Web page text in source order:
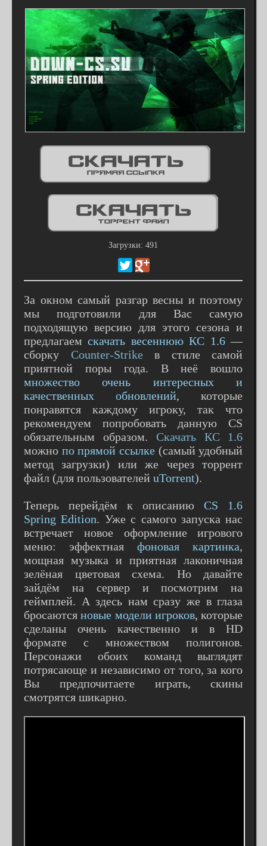
Загрузки: 491
За окном самый разгар весны и поэтому
мы подготовили для Вас самую
подходящую версию для этого сезона и
предлагаемскачать весеннюю КС 1.6—
сборку Counter-Strikeв стиле самой
приятной поры года. В неё вошло
множество очень интересных и
качественных обновлений, которые
понравятся каждому игроку, так что
рекомендуем попробовать данную CS
обязательным образом. Скачать КС 1.6
можно по прямой ссылке (самый удобный
метод загрузки) или же через торрент
файл (для пользователей uTorrent).
Теперь перейдём к описаниюCS 1.6
Spring Edition. Уже с самого запуска нас
встречает новое оформление игрового
меню: эффектнаяфоновая картинка,
мощная музыка и приятная лаконичная
зелёная цветовая схема. Но давайте
зайдём на сервер и посмотрим на
геймплей. А здесь нам сразу же в глаза
бросаютсяновые модели игроков, которые
сделаны очень качественно и в HD
формате с множеством полигонов.
Персонажи обоих команд выглядят
потрясающе и независимо от того, за кого
Вы предпочитаете играть, скины
смотрятся шикарно.